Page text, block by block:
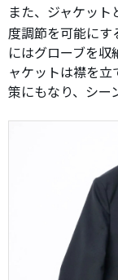
また、ジャケッ
度調節を可能に
にはグローブを収
ャケットは襟を
策にもなり、シー